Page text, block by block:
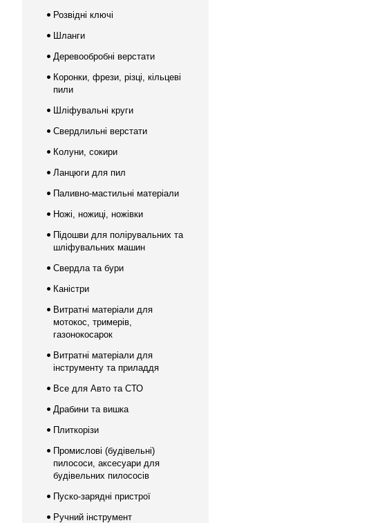
Розвідні ключі
Шланги
Деревообробні верстати
Коронки, фрези, різці, кільцеві
пили
Шліфувальні круги
Свердлильні верстати
Колуни, сокири
Ланцюги для пил
Паливно-мастильні матеріали
Ножі, ножиці, ножівки
Підошви для полірувальних та
шліфувальних машин
Свердла та бури
Каністри
Витратні матеріали для
мотокос, тримерів,
газонокосарок
Витратні матеріали для
інструменту та приладдя
Все для Авто та СТО
Драбини та вишка
Плиткорізи
Промислові (будівельні)
пилососи, аксесуари для
будівельних пилососів
Пуско-зарядні пристрої
Ручний інструмент